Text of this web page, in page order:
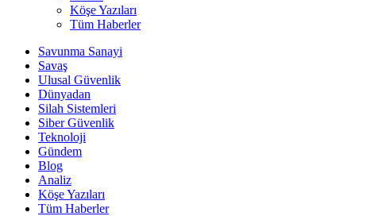
Köşe Yazıları
Tüm Haberler
Savunma Sanayi
Savaş
Ulusal Güvenlik
Dünyadan
Silah Sistemleri
Siber Güvenlik
Teknoloji
Gündem
Blog
Analiz
Köşe Yazıları
Tüm Haberler